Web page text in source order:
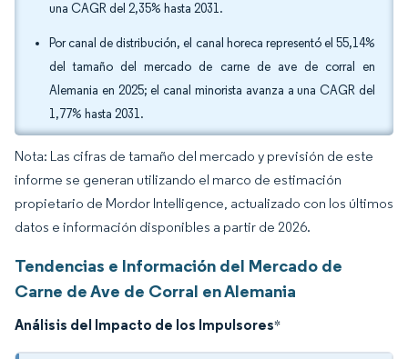
una CAGR del 2,35% hasta 2031.
Por canal de distribución, el canal horeca representó el 55,14%
del tamaño del mercado de carne de ave de corral en
Alemania en 2025; el canal minorista avanza a una CAGR del
1,77% hasta 2031.
Nota: Las cifras de tamaño del mercado y previsión de este
informe se generan utilizando el marco de estimación
propietario de Mordor Intelligence, actualizado con los últimos
datos e información disponibles a partir de 2026.
Tendencias e Información del Mercado de
Carne de Ave de Corral en Alemania
Análisis del Impacto de los Impulsores*